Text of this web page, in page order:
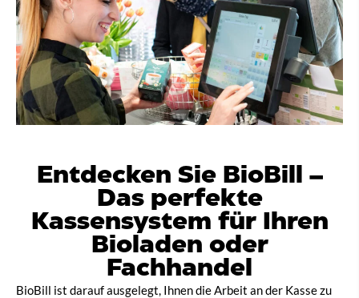
Entdecken Sie BioBill –
Das perfekte
Kassensystem für Ihren
Bioladen oder
Fachhandel
BioBill ist darauf ausgelegt, Ihnen die Arbeit an der Kasse zu